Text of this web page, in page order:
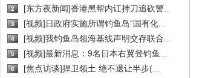
2 [东方夜新闻]香港黑帮内讧持刀追砍警...
3 [视频]日政府实施所谓钓鱼岛“国有化...
4 [视频]我钓鱼岛领海基线声明交存联合...
5 [视频]最新消息：9名日本右翼登钓鱼...
6 [焦点访谈]捍卫领土 绝不退让半步(...